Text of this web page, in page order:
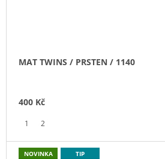
MAT TWINS / PRSTEN / 1140
400 Kč
1 2
NOVINKA TIP